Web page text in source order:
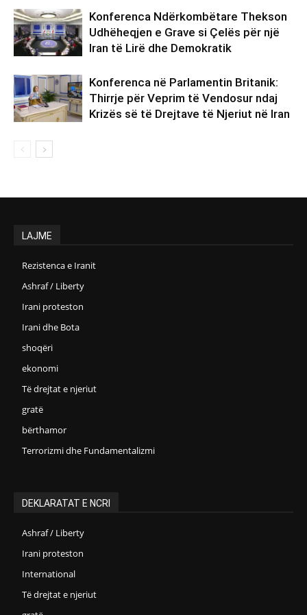
Konferenca Ndërkombëtare Thekson
Udhëheqjen e Grave si Çelës për një
Iran të Lirë dhe Demokratik
Konferenca në Parlamentin Britanik:
Thirrje për Veprim të Vendosur ndaj
Krizës së të Drejtave të Njeriut në Iran
LAJME
Rezistenca e Iranit
Ashraf / Liberty
Irani proteston
Irani dhe Bota
shoqëri
ekonomi
Të drejtat e njeriut
gratë
bërthamor
Terrorizmi dhe Fundamentalizmi
DEKLARATAT E NCRI
Ashraf / Liberty
Irani proteston
International
Të drejtat e njeriut